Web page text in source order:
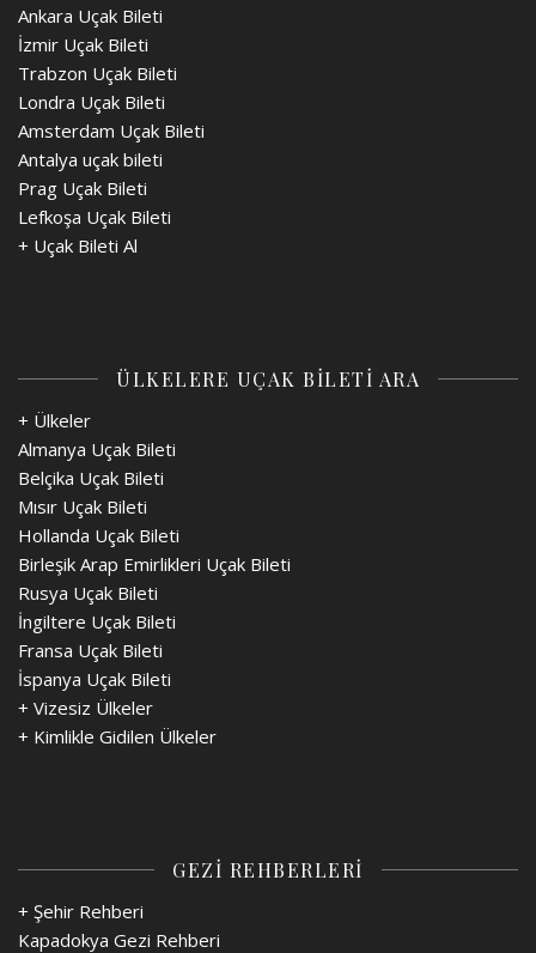
Ankara Uçak Bileti
İzmir Uçak Bileti
Trabzon Uçak Bileti
Londra Uçak Bileti
Amsterdam Uçak Bileti
Antalya uçak bileti
Prag Uçak Bileti
Lefkoşa Uçak Bileti
+ Uçak Bileti Al
ÜLKELERE UÇAK BİLETİ ARA
+ Ülkeler
Almanya Uçak Bileti
Belçika Uçak Bileti
Mısır Uçak Bileti
Hollanda Uçak Bileti
Birleşik Arap Emirlikleri Uçak Bileti
Rusya Uçak Bileti
İngiltere Uçak Bileti
Fransa Uçak Bileti
İspanya Uçak Bileti
+ Vizesiz Ülkeler
+ Kimlikle Gidilen Ülkeler
GEZİ REHBERLERİ
+ Şehir Rehberi
Kapadokya Gezi Rehberi